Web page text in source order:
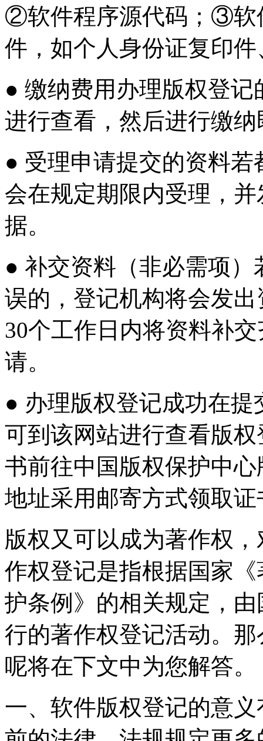
②软件程序源代码；③软
件，如个人身份证复印
● 缴纳费用办理版权登
进行查看，然后进行缴纳
● 受理申请提交的资料
会在规定期限内受理，
据。
● 补交资料（非必需项
误的，登记机构将会发
30个工作日内将资料补
请。
● 办理版权登记成功在
可到该网站进行查看版
书前往中国版权保护中
地址采用邮寄方式领取证
版权又可以成为著作权
作权登记是指根据国家
护条例》的相关规定，
行的著作权登记活动。
呢将在下文中为您解答。
一、软件版权登记的意